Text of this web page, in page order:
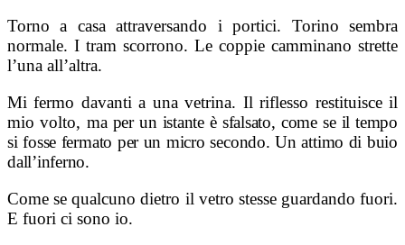
Torno a casa attraversando i portici. Torino sembra
normale. I tram scorrono. Le coppie camminano strette
l’una all’altra.
Mi fermo davanti a una vetrina. Il riflesso restituisce il
mio volto, ma per un istante è sfalsato, come se il tempo
si fosse fermato per un micro secondo. Un attimo di buio
dall’inferno.
Come se qualcuno dietro il vetro stesse guardando fuori.
E fuori ci sono io.